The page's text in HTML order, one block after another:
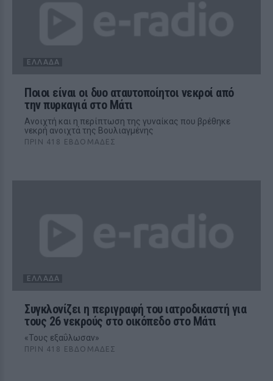
ΕΛΛΆΔΑ
Ποιοι είναι οι δυο αταυτοποίητοι νεκροί από
την πυρκαγιά στο Μάτι
Ανοιχτή και η περίπτωση της γυναίκας που βρέθηκε
νεκρή ανοιχτά της Βουλιαγμένης
ΠΡΙΝ 418 ΕΒΔΟΜΆΔΕΣ
ΕΛΛΆΔΑ
Συγκλονίζει η περιγραφή του ιατροδικαστή για
τους 26 νεκρούς στο οικόπεδο στο Μάτι
«Τους εξαΰλωσαν»
ΠΡΙΝ 418 ΕΒΔΟΜΆΔΕΣ